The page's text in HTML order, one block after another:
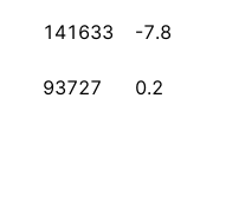
141633 -7.8
93727
0.2